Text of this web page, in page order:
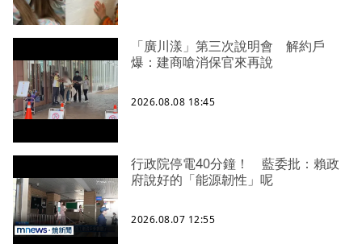
「廣川漾」第三次說明會 解約戶
爆：建商嗆消保官來再說
2026.08.08 18:45
行政院停電40分鐘！ 藍委批：賴政
府說好的「能源韌性」呢
2026.08.07 12:55